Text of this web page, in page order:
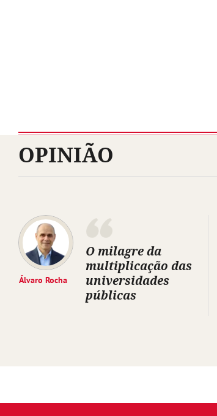
OPINIÃO
Álvaro Rocha
O milagre da
multiplicação das
universidades
públicas